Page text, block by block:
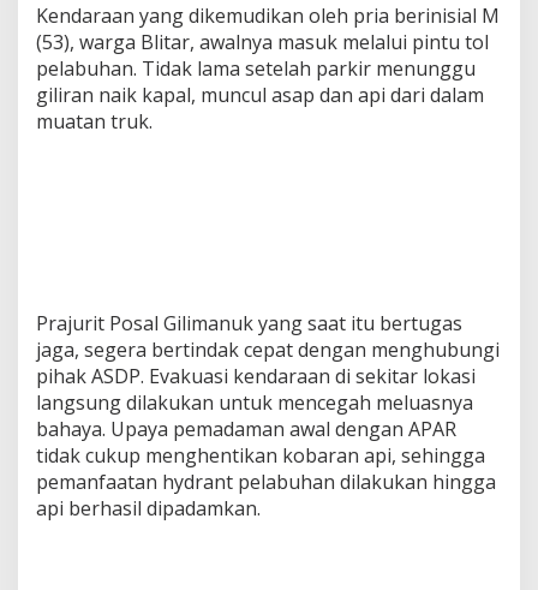
Kendaraan yang dikemudikan oleh pria berinisial M
(53), warga Blitar, awalnya masuk melalui pintu tol
pelabuhan. Tidak lama setelah parkir menunggu
giliran naik kapal, muncul asap dan api dari dalam
muatan truk.
Prajurit Posal Gilimanuk yang saat itu bertugas
jaga, segera bertindak cepat dengan menghubungi
pihak ASDP. Evakuasi kendaraan di sekitar lokasi
langsung dilakukan untuk mencegah meluasnya
bahaya. Upaya pemadaman awal dengan APAR
tidak cukup menghentikan kobaran api, sehingga
pemanfaatan hydrant pelabuhan dilakukan hingga
api berhasil dipadamkan.